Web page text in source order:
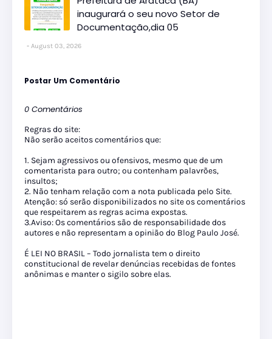
inaugurará o seu novo Setor de
Documentação,dia 05
August 03, 2026
Postar Um Comentário
0 Comentários
Regras do site:
Não serão aceitos comentários que:
1. Sejam agressivos ou ofensivos, mesmo que de um
comentarista para outro; ou contenham palavrões,
insultos;
2. Não tenham relação com a nota publicada pelo Site.
Atenção: só serão disponibilizados no site os comentários
que respeitarem as regras acima expostas.
3.Aviso: Os comentários são de responsabilidade dos
autores e não representam a opinião do Blog Paulo José.
É LEI NO BRASIL – Todo jornalista tem o direito
constitucional de revelar denúncias recebidas de fontes
anônimas e manter o sigilo sobre elas.